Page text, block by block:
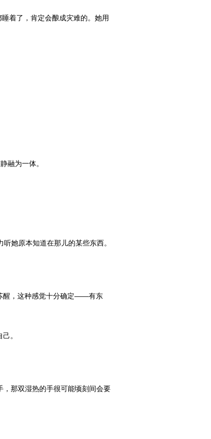
着了，肯定会酿成灾难的。她用
融为一体。
她原本知道在那儿的某些东西。
醒，这种感觉十分确定——有东
。
那双湿热的手很可能顷刻间会要